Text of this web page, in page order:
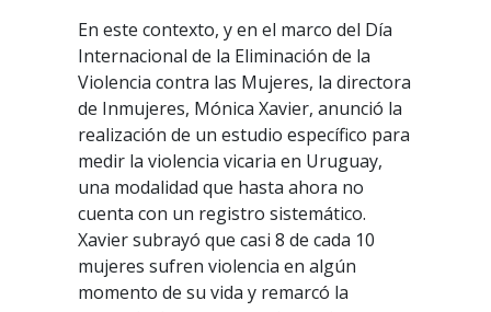
En este contexto, y en el marco del Día
Internacional de la Eliminación de la
Violencia contra las Mujeres, la directora
de Inmujeres, Mónica Xavier, anunció la
realización de un estudio específico para
medir la violencia vicaria en Uruguay,
una modalidad que hasta ahora no
cuenta con un registro sistemático.
Xavier subrayó que casi 8 de cada 10
mujeres sufren violencia en algún
momento de su vida y remarcó la